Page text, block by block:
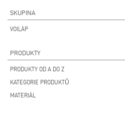
SKUPINA
VOILÀP
PRODUKTY
PRODUKTY OD A DO Z
KATEGORIE PRODUKTŮ
MATERIÁL